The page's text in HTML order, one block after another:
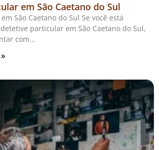
em São Caetano do Sul
São Caetano do Sul Se você está
particular em São Caetano do Sul,
com